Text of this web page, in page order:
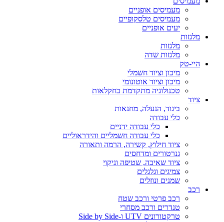
מעמיסים אופניים
מעמיסים טלסקופיים
יעים אופניים
מלגזות
מלגזות
מלגזות שדה
היי-טק
מיכון וציוד חשמלי
מיכון וציוד אוטונומי
טכנולוגיה מתקדמת בחקלאות
ציוד
ביגוד, הנעלה, מחנאות
כלי עבודה
כלי עבודה ידניים
כלי עבודה חשמליים והידראוליים
ציוד חילוץ, קשירה, הרמה ותאורה
גנרטורים ומדחסים
ציוד שאיבה, שטיפה וניקוי
צמיגים וגלגלים
שמנים ונוזלים
רכב
רכב פרטי ורכב שטח
טנדרים ורכב מסחרי
טרקטורונים UTV ו-Side by Side